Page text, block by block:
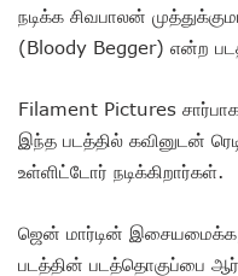
நடிக்க சிவபாலன்
(Bloody Begger) என்ற
Filament Pictures
இந்த படத்தில் கவினுடன்
உள்ளிட்டோர் நடிக்கிறார்கள்.
ஜென் மார்டின் இசையமைக்க,
படத்தின் படத்தொகுப்பை